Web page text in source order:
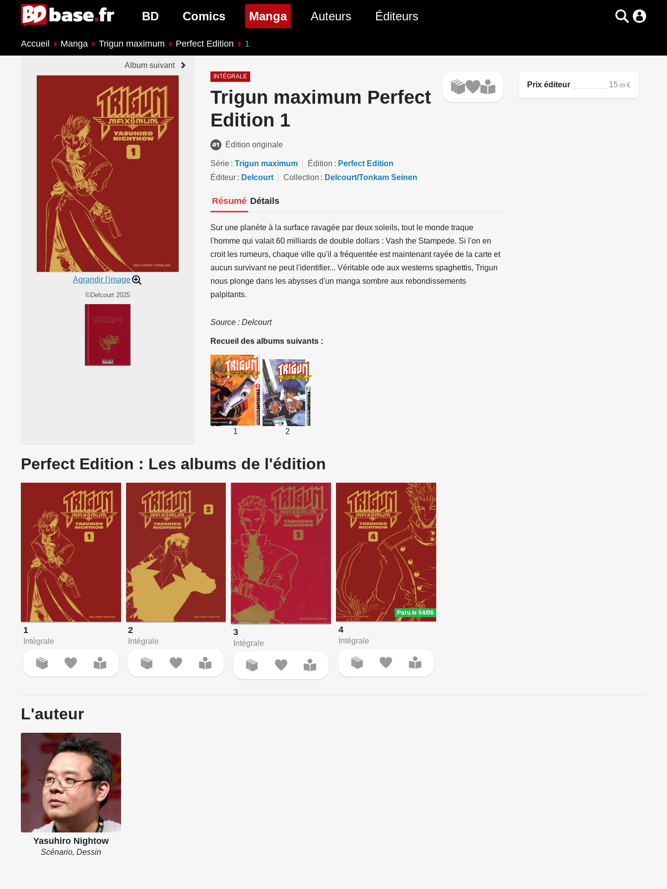
BD
Nouveautés BD
Prochaines sorties BD
Genres BD
Comics
Nouveautés Comics
Prochaines sorties Comics
Genres Comics
Manga(page courante)
Genres Manga
Auteurs Éditeurs
Accueil Manga Trigun maximum Perfect Edition 1
Album suivant
Agrandir l'image
©Delcourt 2025
INTÉGRALE
Trigun maximum Perfect
Edition 1
Édition originale
Série Trigun maximum Édition
Perfect Edition
Éditeur
Delcourt Collection Delcourt/Tonkam Seinen
Résumé Détails
Sur une planète à la surface ravagée par deux soleils, tout le monde traque
l'homme qui valait 60 milliards de double dollars : Vash the Stampede. Si l'on en
croit les rumeurs, chaque ville qu'il a fréquentée est maintenant rayée de la carte et
aucun survivant ne peut l'identifier... Véritable ode aux westerns spaghettis, Trigun
nous plonge dans les abysses d'un manga sombre aux rebondissements
palpitants.
Source : Delcourt
Recueil des albums suivants :
1 2
Prix éditeur 15 .99 €
Perfect Edition : Les albums de l'édition
1
Intégrale
2
Intégrale
3
Intégrale
Paru le 04/06
4
Intégrale
L'auteur
Yasuhiro Nightow
Scénario, Dessin